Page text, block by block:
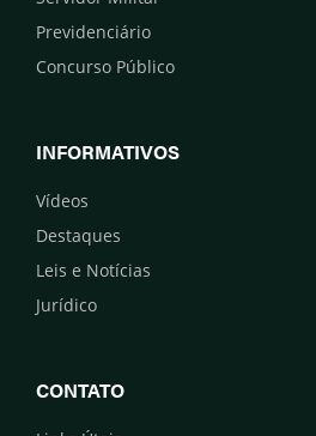
Previdenciário
Concurso Público
INFORMATIVOS
Vídeos
Destaques
Leis e Notícias
Jurídico
CONTATO